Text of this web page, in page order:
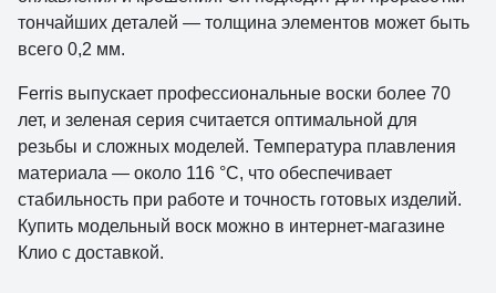
тончайших деталей — толщина элементов может быть
всего 0,2 мм.
Ferris выпускает профессиональные воски более 70
лет, и зеленая серия считается оптимальной для
резьбы и сложных моделей. Температура плавления
материала — около 116 °C, что обеспечивает
стабильность при работе и точность готовых изделий.
Купить модельный воск можно в интернет-магазине
Клио с доставкой.